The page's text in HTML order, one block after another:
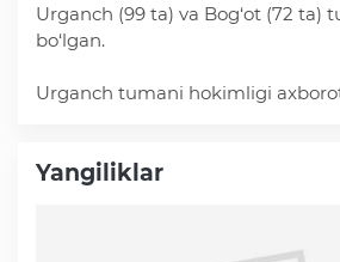
Murojaat uchun
Korrupsiyaga qarshi kurashish
Urganch (99 ta) va Bog‘ot (72 ta)
bo‘lgan.
Urganch tumani hokimligi
Yangiliklar